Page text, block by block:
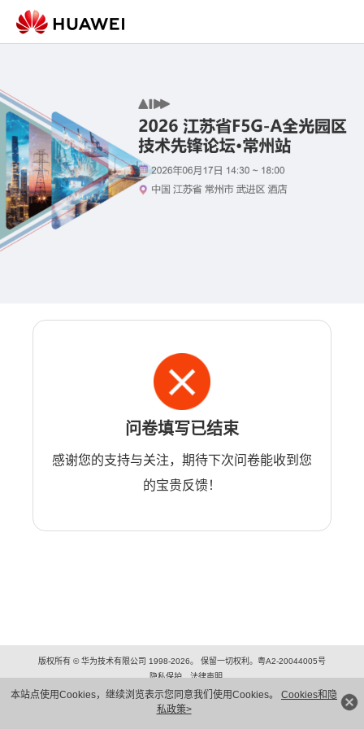
本站点使用Cookies，继续浏览表示您同意我们使用Cookies。 Cookies和隐
私政策>
问卷填写已结束
感谢您的支持与关注，期待下次问卷能收到您
的宝贵反馈！
版权所有 © 华为技术有限公司 1998-2026。 保留一切权利。粤A2-20044005号
隐私保护
法律声明